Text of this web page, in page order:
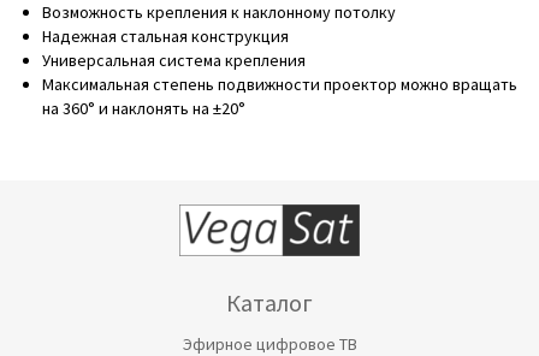
Возможность крепления к наклонному потолку
Надежная стальная конструкция
Универсальная система крепления
Максимальная степень подвижности проектор можно вращать
на 360° и наклонять на ±20°
Каталог
Эфирное цифровое ТВ